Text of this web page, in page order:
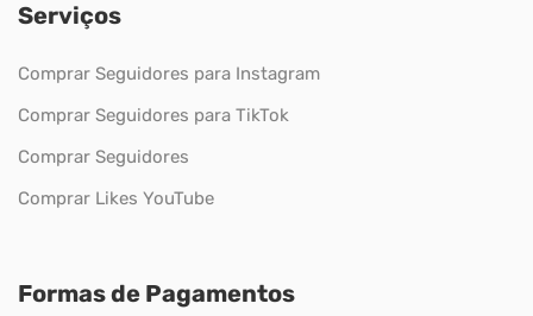
Serviços
Comprar Seguidores para Instagram
Comprar Seguidores para TikTok
Comprar Seguidores
Comprar Likes YouTube
Formas de Pagamentos